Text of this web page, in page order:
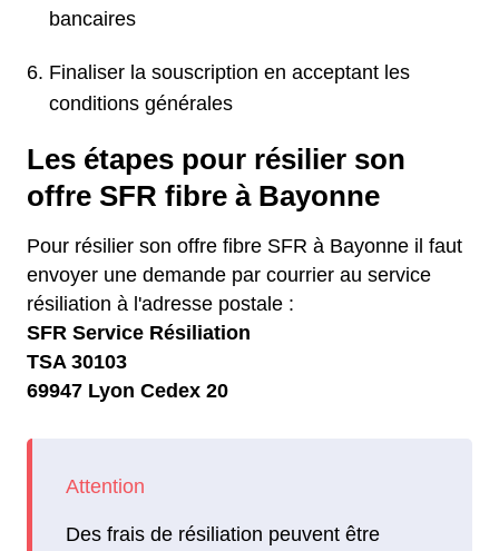
bancaires
Finaliser la souscription en acceptant les
conditions générales
Les étapes pour résilier son
offre SFR fibre à Bayonne
Pour résilier son offre fibre SFR à Bayonne il faut
envoyer une demande par courrier au service
résiliation à l'adresse postale :
SFR Service Résiliation
TSA 30103
69947 Lyon Cedex 20
Des frais de résiliation peuvent être